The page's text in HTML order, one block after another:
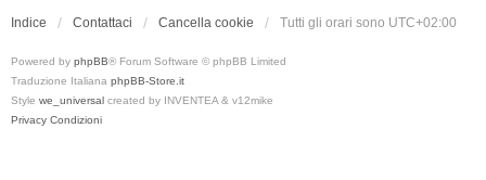
Indice Contattaci Cancella cookie Tutti gli orari sono UTC+02:00
Powered by phpBB® Forum Software © phpBB Limited
Traduzione Italiana phpBB-Store.it
Style we_universal created by INVENTEA & v12mike
Privacy Condizioni